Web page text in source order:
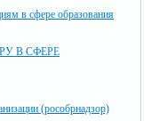
в сфере образования
В СФЕРЕ
(рособрнадзор)